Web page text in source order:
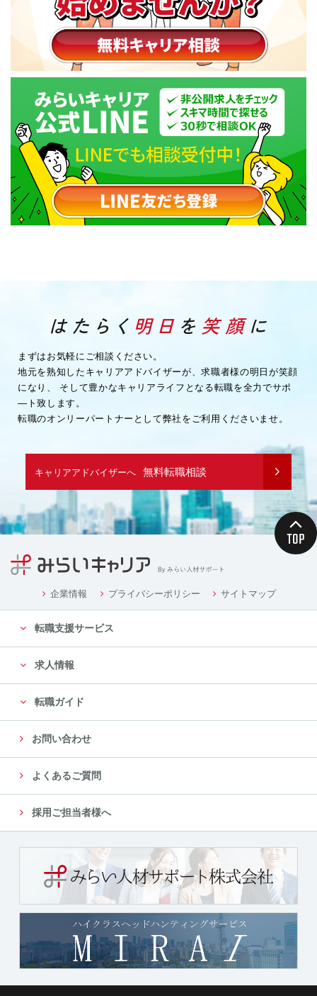
まずはお気軽にご相談ください。
地元を熟知したキャリアアドバイザーが、求職者様の明日が笑顔
になり、
そして豊かなキャリアライフとなる転職を全力でサポ
―ト致します。
転職のオンリーパートナーとして弊社をご利用くださいませ。
キャリアアドバイザーへ 無料転職相談
企業情報 プライバシーポリシー サイトマップ
転職支援サービス
求人情報
転職ガイド
お問い合わせ
よくあるご質問
採用ご担当者様へ